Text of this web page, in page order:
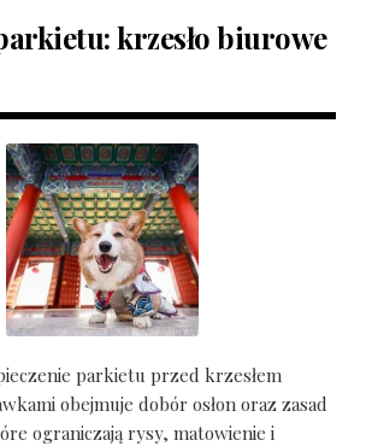
krzesło biurowe
parkietu przed krzesłem
obejmuje dobór osłon oraz zasad
ograniczają rysy, matowienie i